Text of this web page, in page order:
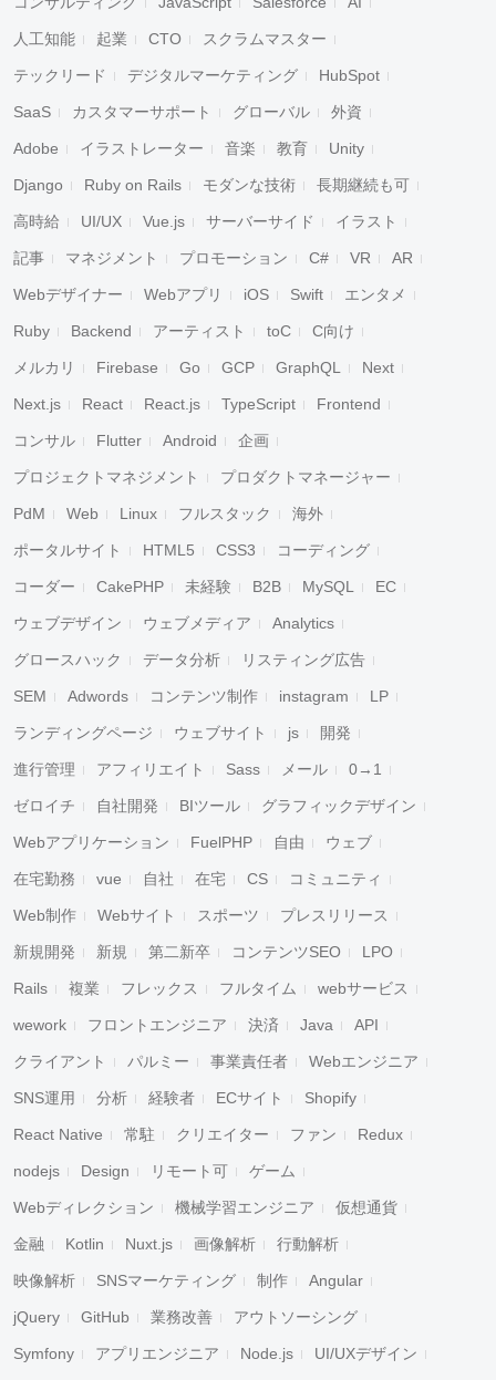
キャンセル 検索
人工知能 起業 CTO スクラムマスター
テックリード デジタルマーケティング HubSpot
SaaS カスタマーサポート グローバル 外資
Adobe イラストレーター 音楽 教育 Unity
Django Ruby on Rails モダンな技術 長期継続も可
高時給 UI/UX Vue.js サーバーサイド イラスト
記事 マネジメント プロモーション C# VR AR
Webデザイナー Webアプリ iOS Swift エンタメ
Ruby Backend アーティスト toC C向け
メルカリ Firebase Go GCP GraphQL Next
Next.js React React.js TypeScript Frontend
コンサル Flutter Android 企画
プロジェクトマネジメント プロダクトマネージャー
PdM Web Linux フルスタック 海外
ポータルサイト HTML5 CSS3 コーディング
コーダー CakePHP 未経験 B2B MySQL EC
ウェブデザイン ウェブメディア Analytics
グロースハック データ分析 リスティング広告
SEM Adwords コンテンツ制作 instagram LP
ランディングページ ウェブサイト js 開発
進行管理 アフィリエイト Sass メール 0→1
ゼロイチ 自社開発 BIツール グラフィックデザイン
Webアプリケーション FuelPHP 自由 ウェブ
在宅勤務 vue 自社 在宅 CS コミュニティ
Web制作 Webサイト スポーツ プレスリリース
新規開発 新規 第二新卒 コンテンツSEO LPO
Rails 複業 フレックス フルタイム webサービス
wework フロントエンジニア 決済 Java API
クライアント パルミー 事業責任者 Webエンジニア
SNS運用 分析 経験者 ECサイト Shopify
React Native 常駐 クリエイター ファン Redux
nodejs Design リモート可 ゲーム
Webディレクション 機械学習エンジニア 仮想通貨
金融 Kotlin Nuxt.js 画像解析 行動解析
映像解析 SNSマーケティング 制作 Angular
jQuery GitHub 業務改善 アウトソーシング
Symfony アプリエンジニア Node.js UI/UXデザイン